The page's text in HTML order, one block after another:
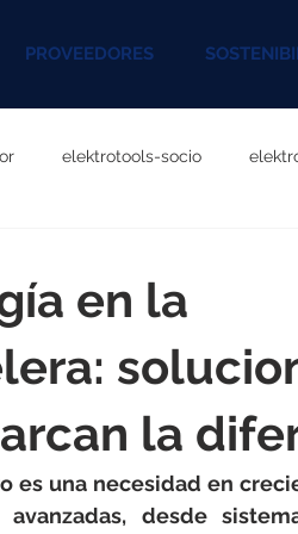
PROVEEDORES
elektrotools-socio
P027000
P041000 elektrotools-
P121000 elektrotools-
en la
la
es una necesidad en
desde